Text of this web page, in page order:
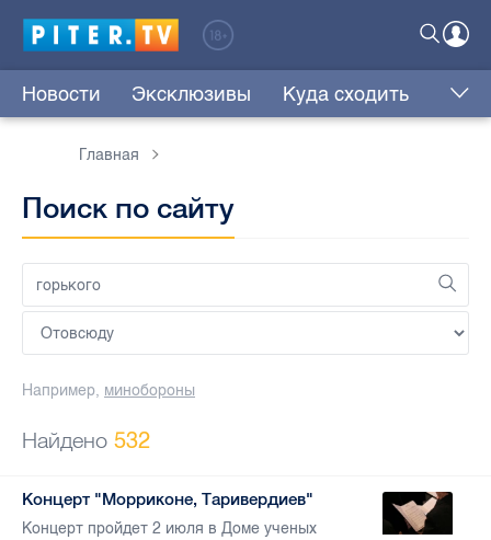
Новости Эксклюзивы Куда сходить
Главная
Поиск по сайту
Например, минобороны
Найдено 532
Концерт "Морриконе, Таривердиев"
Концерт пройдет 2 июля в Доме ученых